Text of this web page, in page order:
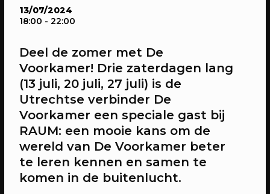
20/04/2023 CONFERENTIE
Workshops: Onze stad, ons canvas
Over de workshops tijdens Onze stad,
ons canvas
13/07/2024
18:00 - 22:00
Deel de zomer met De
Voorkamer! Drie zaterdagen lang
(13 juli, 20 juli, 27 juli) is de
Utrechtse verbinder De
Voorkamer een speciale gast bij
RAUM: een mooie kans om de
wereld van De Voorkamer beter
te leren kennen en samen te
komen in de buitenlucht.